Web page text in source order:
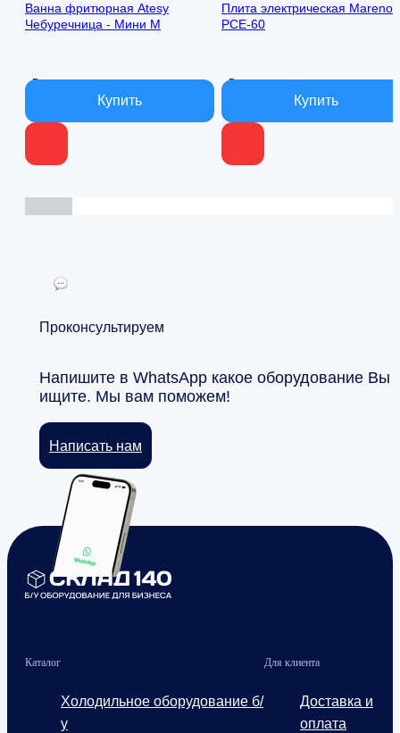
Ванна фритюрная Atesy
Чебуречница - Мини М
В наличии
15
000 ₽.
Плита электрическая Mareno
PCE-60
В наличии
Проконсультируем
Напишите в WhatsApp какое оборудование Вы
ищите. Мы вам поможем!
Написать нам
Каталог
Холодильное оборудование б/
у
Для клиента
Доставка и
оплата